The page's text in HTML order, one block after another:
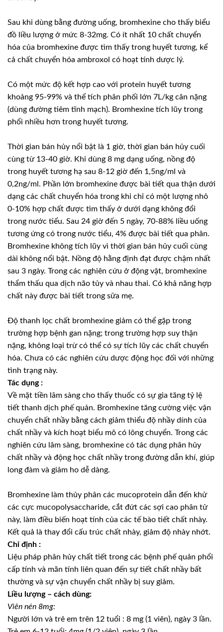
Sau khi dùng bằng đường uống, bromhexine cho thấy biểu
đồ liều lượng ở mức 8-32mg. Có ít nhất 10 chất chuyển
hóa của bromhexine được tìm thấy trong huyết tương, kể
cả chất chuyển hóa ambroxol có hoạt tính dược lý.
Có một mức độ kết hợp cao với protein huyết tương
khoảng 95-99% và thể tích phân phối lớn 7L/kg cân nặng
(dùng đường tiêm tĩnh mạch). Bromhexine tích lũy trong
phổi nhiều hơn trong huyết tương.
Thời gian bán hủy nổi bật là 1 giờ, thời gian bán hủy cuối
cùng từ 13-40 giờ. Khi dùng 8 mg dạng uống, nồng độ
trong huyết tương hạ sau 8-12 giờ đến 1,5ng/ml và
0,2ng/ml. Phần lớn bromhexine được bài tiết qua thận dưới
dạng các chất chuyển hóa trong khi chỉ có một lượng nhỏ
0-10% hợp chất được tìm thấy ở dưới dạng không đổi
trong nước tiểu. Sau 24 giờ đến 5 ngày, 70-88% liều uống
tương ứng có trong nước tiểu, 4% được bài tiết qua phân.
Bromhexine không tích lũy vì thời gian bán hủy cuối cùng
dài không nổi bật. Nồng độ hằng định đạt được chậm nhất
sau 3 ngày. Trong các nghiên cứu ở động vật, bromhexine
thẩm thấu qua dịch não tủy và nhau thai. Có khả năng hợp
chất này được bài tiết trong sữa mẹ.
Ðộ thanh lọc chất bromhexine giảm có thể gặp trong
trường hợp bệnh gan nặng; trong trường hợp suy thận
nặng, không loại trừ có thể có sự tích lũy các chất chuyển
hóa. Chưa có các nghiên cứu dược động học đối với những
tình trạng này.
Tác dụng :
Về mặt tiền lâm sàng cho thấy thuốc có sự gia tăng tỷ lệ
tiết thanh dịch phế quản. Bromhexine tăng cường việc vận
chuyển chất nhầy bằng cách giảm thiểu độ nhầy dính của
chất nhầy và kích hoạt biểu mô có lông chuyển. Trong các
nghiên cứu lâm sàng, bromhexine có tác dụng phân hủy
chất nhầy và động học chất nhầy trong đường dẫn khí, giúp
long đàm và giảm ho dễ dàng.
Bromhexine làm thủy phân các mucoprotein dẫn đến khử
các cực mucopolysaccharide, cắt đứt các sợi cao phân tử
này, làm điều biến hoạt tính của các tế bào tiết chất nhày.
Kết quả là thay đổi cấu trúc chất nhày, giảm độ nhày nhớt.
Chỉ định :
Liệu pháp phân hủy chất tiết trong các bệnh phế quản phổi
cấp tính và mãn tính liên quan đến sự tiết chất nhầy bất
thường và sự vận chuyển chất nhầy bị suy giảm.
Liều lượng – cách dùng:
Viên nén 8mg:
Người lớn và trẻ em trên 12 tuổi : 8 mg (1 viên), ngày 3 lần.